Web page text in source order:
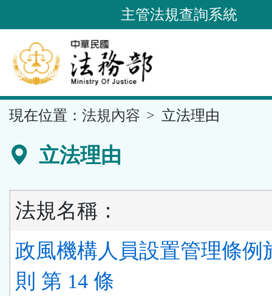
到
要
內
容
區
主管法規查詢系統
現在位置： 法規內容 立法理由
立法理由
法規名稱：
政風機構人員設置管理條例
則 第 14 條